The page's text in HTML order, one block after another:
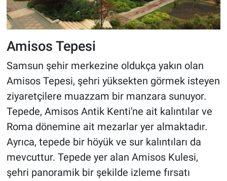
Amisos Tepesi
Samsun şehir merkezine oldukça yakın olan
Amisos Tepesi, şehri yüksekten görmek isteyen
ziyaretçilere muazzam bir manzara sunuyor.
Tepede, Amisos Antik Kenti'ne ait kalıntılar ve
Roma dönemine ait mezarlar yer almaktadır.
Ayrıca, tepede bir höyük ve sur kalıntıları da
mevcuttur. Tepede yer alan Amisos Kulesi,
şehri panoramik bir şekilde izleme fırsatı